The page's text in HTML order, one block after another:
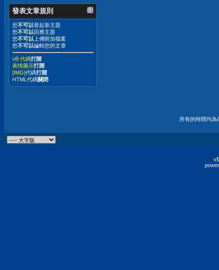
發表文章規則
您不可以發起新主題
您不可以回應主題
您不可以 上傳附加檔案
您不可以編輯您的文章
vB 代碼打開
表情圖示打開
[IMG]代碼打開
HTML代碼關閉
所有的時間均為